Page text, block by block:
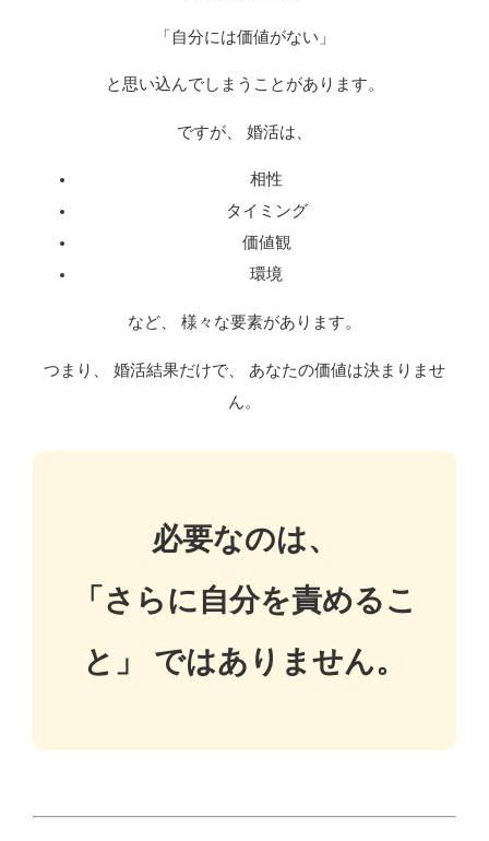
「自分には価値がない」
と思い込んでしまうことがあります。
ですが、 婚活は、
相性
タイミング
価値観
環境
など、 様々な要素があります。
つまり、 婚活結果だけで、 あなたの価値は決まりませ
ん。
必要なのは、
「さらに自分を責めるこ
と」 ではありません。